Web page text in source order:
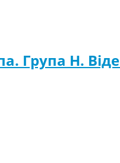
Група H.